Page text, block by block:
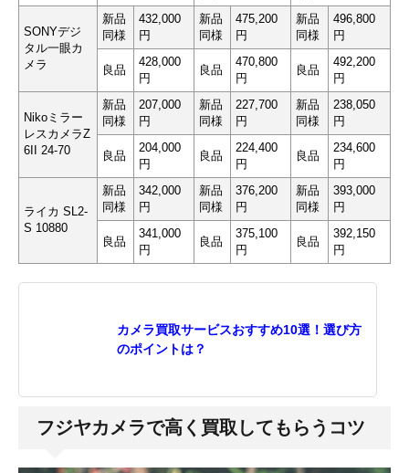
SONYデジ
タル一眼カ
メラ
新品
同様
432,000
円
新品
同様
475,200
円
新品
同様
496,800
円
良品
428,000
円
良品
470,800
円
良品
492,200
円
Nikoミラー
レスカメラZ
6II 24-70
新品
同様
207,000
円
新品
同様
227,700
円
新品
同様
238,050
円
良品
204,000
円
良品
224,400
円
良品
234,600
円
ライカ SL2-
S 10880
新品
同様
342,000
円
新品
同様
376,200
円
新品
同様
393,000
円
良品
341,000
円
良品
375,100
円
良品
392,150
円
カメラ買取サービスおすすめ10選！選び方
のポイントは？
フジヤカメラで高く買取してもらうコツ